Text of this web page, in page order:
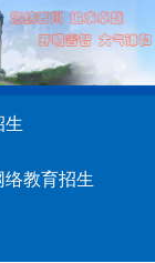
生
教育招生